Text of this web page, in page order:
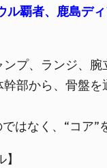
ル覇者、鹿島デ
ンプ、ランジ、
幹部から、骨盤
ではなく、“コア